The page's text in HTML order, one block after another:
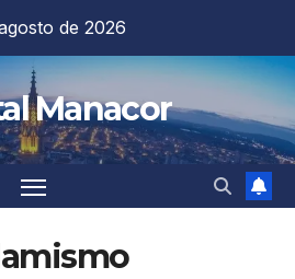
de 2026
Manacor